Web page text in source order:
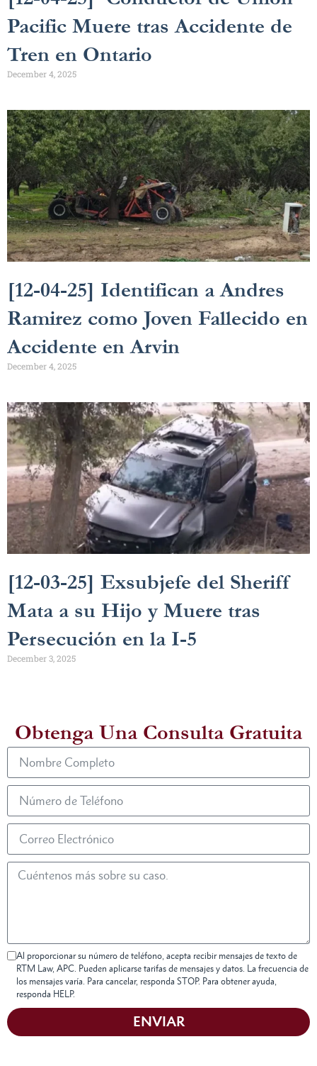
Pacific Muere tras Accidente de
Tren en Ontario
December 4, 2025
[12-04-25] Identifican a Andres
Ramirez como Joven Fallecido en
Accidente en Arvin
December 4, 2025
[12-03-25] Exsubjefe del Sheriff
Mata a su Hijo y Muere tras
Persecución en la I-5
December 3, 2025
Obtenga Una Consulta Gratuita
Al proporcionar su número de teléfono, acepta recibir mensajes de texto de
RTM Law, APC. Pueden aplicarse tarifas de mensajes y datos. La frecuencia de
los mensajes varía. Para cancelar, responda STOP. Para obtener ayuda,
responda HELP.
ENVIAR